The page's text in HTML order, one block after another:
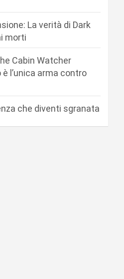
La verità di Dark
morti
Cabin Watcher
l’unica arma contro
che diventi sgranata